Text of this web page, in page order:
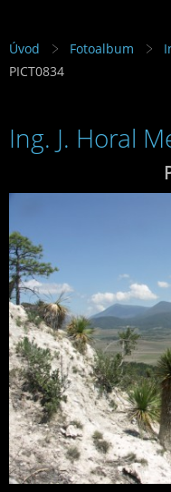
Úvod Fotoalbum
PICT0834
Ing. J. Horal